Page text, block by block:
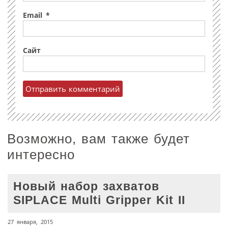
Email *
Сайт
Возможно, вам также будет
интересно
Новый набор захватов
SIPLACE Multi Gripper Kit II
27 января, 2015